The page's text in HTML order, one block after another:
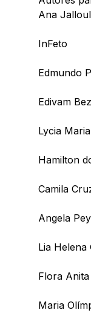
Ana Jalloul
InFeto
Edmundo
Edivam
Lycia
Hamilton
Camila
Angela
Lia Helena
Flora
Maria